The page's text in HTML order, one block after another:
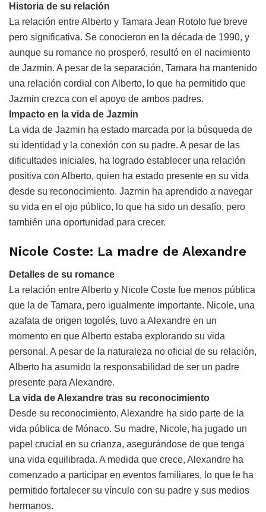
Historia de su relación
La relación entre Alberto y Tamara Jean Rotolo fue breve
pero significativa. Se conocieron en la década de 1990, y
aunque su romance no prosperó, resultó en el nacimiento
de Jazmin. A pesar de la separación, Tamara ha mantenido
una relación cordial con Alberto, lo que ha permitido que
Jazmin crezca con el apoyo de ambos padres.
Impacto en la vida de Jazmin
La vida de Jazmin ha estado marcada por la búsqueda de
su identidad y la conexión con su padre. A pesar de las
dificultades iniciales, ha logrado establecer una relación
positiva con Alberto, quien ha estado presente en su vida
desde su reconocimiento. Jazmin ha aprendido a navegar
su vida en el ojo público, lo que ha sido un desafío, pero
también una oportunidad para crecer.
Nicole Coste: La madre de Alexandre
Detalles de su romance
La relación entre Alberto y Nicole Coste fue menos pública
que la de Tamara, pero igualmente importante. Nicole, una
azafata de origen togolés, tuvo a Alexandre en un
momento en que Alberto estaba explorando su vida
personal. A pesar de la naturaleza no oficial de su relación,
Alberto ha asumido la responsabilidad de ser un padre
presente para Alexandre.
La vida de Alexandre tras su reconocimiento
Desde su reconocimiento, Alexandre ha sido parte de la
vida pública de Mónaco. Su madre, Nicole, ha jugado un
papel crucial en su crianza, asegurándose de que tenga
una vida equilibrada. A medida que crece, Alexandre ha
comenzado a participar en eventos familiares, lo que le ha
permitido fortalecer su vínculo con su padre y sus medios
hermanos.